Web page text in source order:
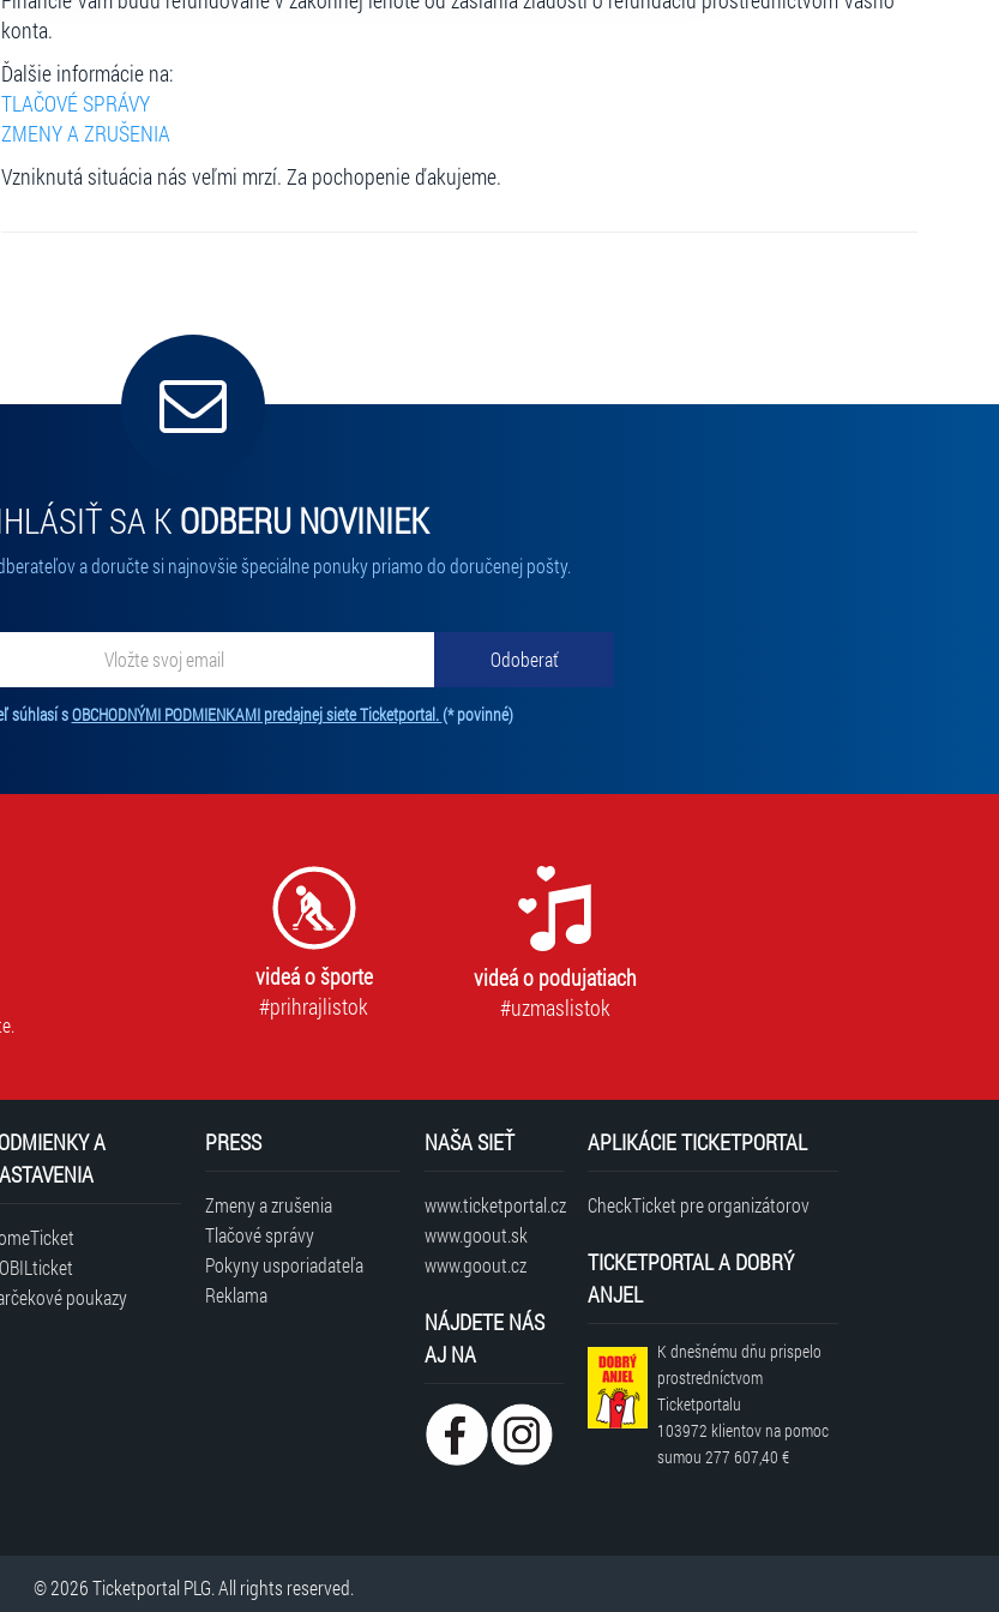
konta.
Ďalšie informácie na:
TLAČOVÉ SPRÁVY
ZMENY A ZRUŠENIA
Vzniknutá situácia nás veľmi mrzí. Za pochopenie ďakujeme.
SA K ODBERU NOVINIEK
a doručte si najnovšie špeciálne ponuky priamo do doručenej pošty.
Odoberať
adresa nebude zdieľaná s tretími stranami.
súhlasí sOBCHODNÝMI PODMIENKAMI predajnej siete Ticketportal. (* povinné)Tento súhlas je povinný na odber newslettra. Bez súhlasu nie je možné vás
videá o športe
#prihrajlistok
videá o podujatiach
#uzmaslistok
A
poukazy
PRESS
Zmeny a zrušenia
Tlačové správy
Pokyny usporiadateľa
Reklama
NAŠA SIEŤ
www.ticketportal.cz
www.goout.sk
www.goout.cz
NÁJDETE NÁS
AJ NA
APLIKÁCIE TICKETPORTAL
CheckTicket pre organizátorov
TICKETPORTAL A DOBRÝ
ANJEL
K dnešnému dňu prispelo
prostredníctvom
Ticketportalu
103972 klientov na pomoc
sumou277 607,40 €
© 2026 Ticketportal PLG. All rights reserved.